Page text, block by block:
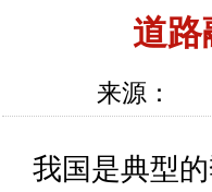
道路
来源：
我国是典型